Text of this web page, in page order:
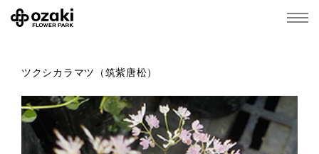
ツクシカラマツ（筑紫唐松）